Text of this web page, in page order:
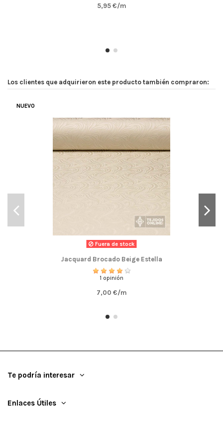
5,95 €/m
Los clientes que adquirieron este producto también compraron:
NUEVO
Fuera de stock
Jacquard Brocado Beige Estella
1 opinión
7,00 €/m
Te podría interesar
Enlaces Útiles